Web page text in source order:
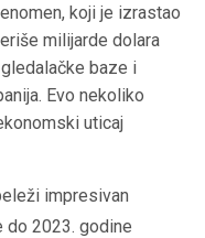
koji je izrastao
milijarde dolara
baze i
Evo nekoliko
uticaj
impresivan
do 2023. godine